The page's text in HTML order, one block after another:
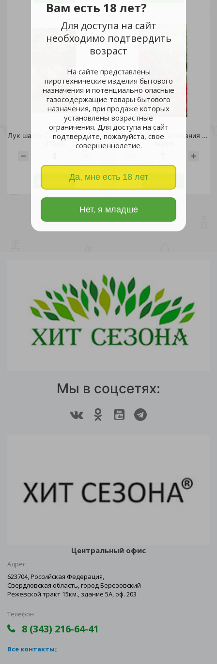
Вам есть 18 лет?
Для доступа на сайт
необходимо подтвердить
возраст
На сайте представлены
пиротехнические изделия бытового
назначения и потенциально опасные
газосодержащие товары бытового
назначения, при продаже которых
установлены возрастные
ограничения. Для доступа на сайт
подтвердите, пожалуйста, свое
совершеннолетие.
Да, мне есть 18 лет
Нет, я младше
Лук шалот Семейный 0,2гр /10
31 руб.
шт
В корзину
Томат Веселая компания F1 20шт/10
шт
В корзину
Мы в соцсетях:
Центральный офис
Адрес
623704, Российская Федерация,
Свердловская область, город Березовский
Режевской тракт 15км., здание 5А, оф. 203
Телефон
8 (343) 216-64-41
Все контакты